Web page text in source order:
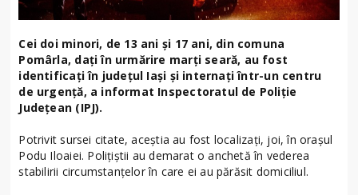
Cei doi minori, de 13 ani și 17 ani, din comuna
Pomârla, dați în urmărire marți seară, au fost
identificați în județul Iași și internați într-un centru
de urgență, a informat Inspectoratul de Poliție
Județean (IPJ).
Potrivit sursei citate, aceștia au fost localizați, joi, în orașul
Podu Iloaiei. Polițiștii au demarat o anchetă în vederea
stabilirii circumstanțelor în care ei au părăsit domiciliul.